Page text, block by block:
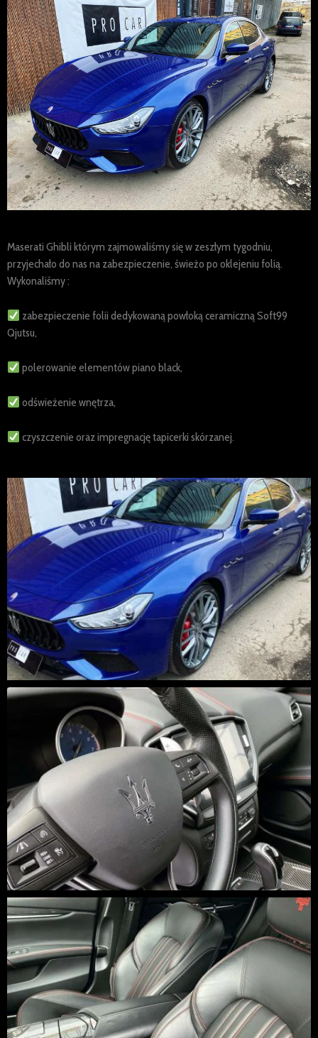
Maserati Ghibli którym zajmowaliśmy się w zeszłym tygodniu,
przyjechało do nas na zabezpieczenie, świeżo po oklejeniu folią.
Wykonaliśmy :
zabezpieczenie folii dedykowaną powłoką ceramiczną Soft99
Qjutsu,
polerowanie elementów piano black,
odświeżenie wnętrza,
czyszczenie oraz impregnację tapicerki skórzanej.